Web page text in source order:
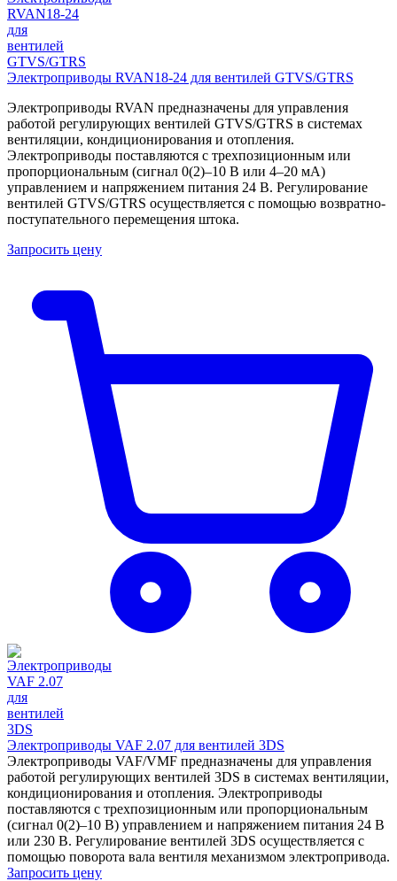
Электроприводы RVAN18-24 для вентилей GTVS/GTRS
Электроприводы RVAN предназначены для управления
работой регулирующих вентилей GTVS/GTRS в системах
вентиляции, кондиционирования и отопления.
Электроприводы поставляются с трехпозиционным или
пропорциональным (сигнал 0(2)–10 В или 4–20 мА)
управлением и напряжением питания 24 В. Регулирование
вентилей GTVS/GTRS осуществляется с помощью возвратно-
поступательного перемещения штока.
Запросить цену
Электроприводы VAF 2.07 для вентилей 3DS
Электроприводы VAF/VMF предназначены для управления
работой регулирующих вентилей 3DS в системах вентиляции,
кондиционирования и отопления. Электроприводы
поставляются с трехпозиционным или пропорциональным
(сигнал 0(2)–10 В) управлением и напряжением питания 24 В
или 230 В. Регулирование вентилей 3DS осуществляется с
помощью поворота вала вентиля механизмом электропривода.
Запросить цену